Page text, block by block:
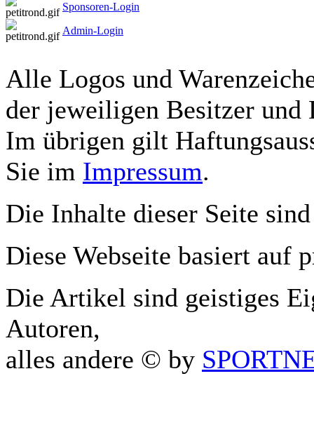
Sponsoren-Login
Admin-Login
Alle Logos und
der jeweiligen Besitzer und
Im übrigen gilt
Sie im Impressum.
Die Inhalte dieser Seite
Diese Webseite basiert auf
Die Artikel sind geistiges
Autoren,
alles andere © by